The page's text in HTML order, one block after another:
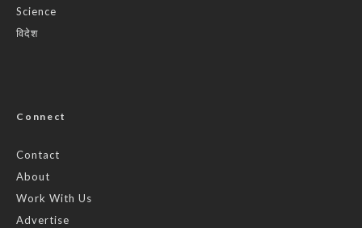
Science
विदेश
Connect
Contact
About
Work With Us
Advertise